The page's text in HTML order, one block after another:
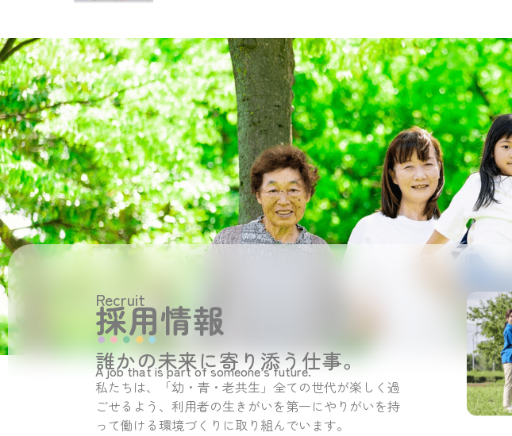
Recruit
採用情報
誰かの未来に寄り添う仕事。
A job that is part of someone’s future.
私たちは、「幼・青・老共生」全ての世代が楽しく過
ごせるよう、利用者の生きがいを第一にやりがいを持
って働ける環境づくりに取り組んでいます。